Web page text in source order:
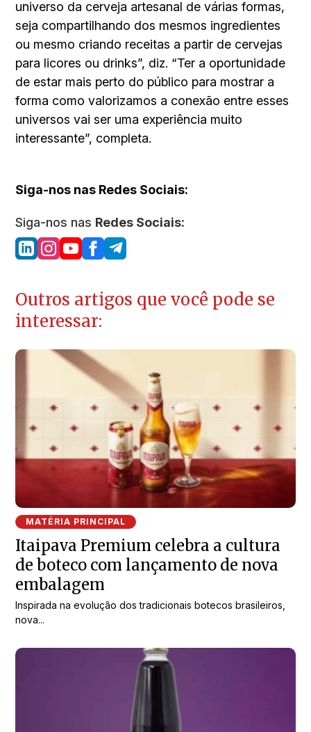
universo da cerveja artesanal de várias formas,
seja compartilhando dos mesmos ingredientes
ou mesmo criando receitas a partir de cervejas
para licores ou drinks”, diz. “Ter a oportunidade
de estar mais perto do público para mostrar a
forma como valorizamos a conexão entre esses
universos vai ser uma experiência muito
interessante”, completa.
Siga-nos nas Redes Sociais:
Siga-nos nas Redes Sociais:
Outros artigos que você pode se
interessar:
MATÉRIA PRINCIPAL
Itaipava Premium celebra a cultura
de boteco com lançamento de nova
embalagem
Inspirada na evolução dos tradicionais botecos brasileiros,
nova...